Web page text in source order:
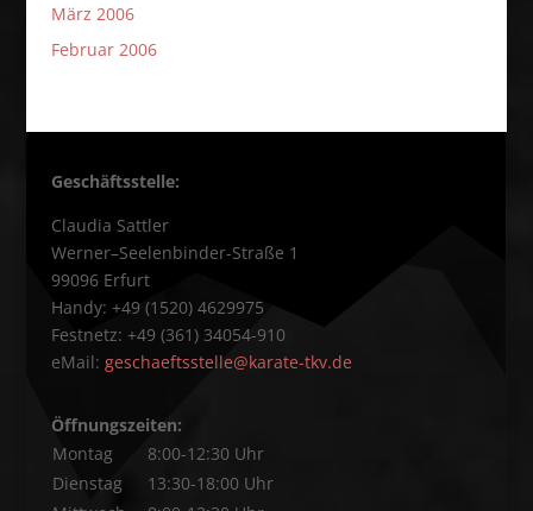
März 2006
Februar 2006
Geschäftsstelle:
Claudia Sattler
Werner–Seelenbinder-Straße 1
99096 Erfurt
Handy: +49 (1520) 4629975
Festnetz: +49 (361) 34054-910
eMail: geschaeftsstelle@karate-tkv.de
Öffnungszeiten:
Montag
8:00-12:30 Uhr
Dienstag
13:30-18:00 Uhr